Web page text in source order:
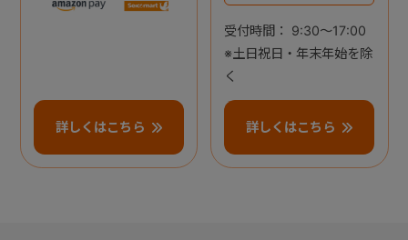
詳しくはこちら
受付時間： 9:30～17:00
※土日祝日・年末年始を除
く
詳しくはこちら